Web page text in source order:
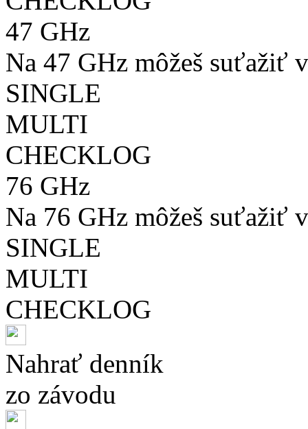
47 GHz
Na 47 GHz môžeš suťažiť
SINGLE
MULTI
CHECKLOG
76 GHz
Na 76 GHz môžeš suťažiť
SINGLE
MULTI
CHECKLOG
Nahrať denník
zo závodu